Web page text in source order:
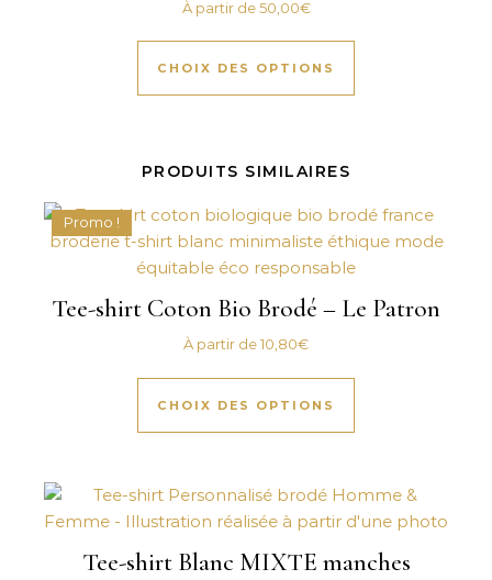
À partir de50,00€
CHOIX DES OPTIONS
Ce produit a
PRODUITS SIMILAIRES
Promo !
Tee-shirt Coton Bio Brodé – Le Patron
À partir de10,80€
CHOIX DES OPTIONS
Ce produit a
Tee-shirt Blanc MIXTE manches